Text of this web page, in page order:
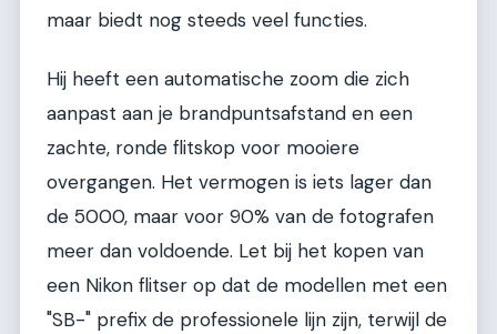
maar biedt nog steeds veel functies.
Hij heeft een automatische zoom die zich
aanpast aan je brandpuntsafstand en een
zachte, ronde flitskop voor mooiere
overgangen. Het vermogen is iets lager dan
de 5000, maar voor 90% van de fotografen
meer dan voldoende. Let bij het kopen van
een Nikon flitser op dat de modellen met een
"SB-" prefix de professionele lijn zijn, terwijl de